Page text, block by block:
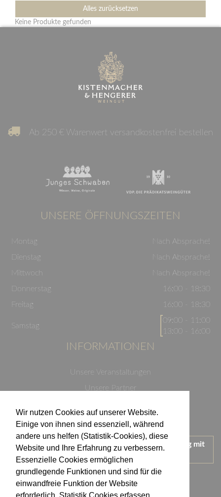
Wir nutzen Cookies auf unserer Website.
Einige von ihnen sind essenziell, während
andere uns helfen (Statistik-Cookies), diese
Website und Ihre Erfahrung zu verbessern.
Essenzielle Cookies ermöglichen
grundlegende Funktionen und sind für die
einwandfreie Funktion der Website
Alles zurücksetzen
Keine Produkte gefunden
Ab 250 € Warenwert versandkostenfrei bestellen
UNSERE ÖFFNUNGSZEITEN
Montag
Nach Absprache!
Dienstag
Nach Absprache!
Mittwoch
Nach Absprache!
Donnerstag
16:00 - 18:30
Freitag
16:00 - 18:30
Samstag
09:00 - 11:00
13:00 - 16:00
INFORMATIONEN
Unsere Veranstaltungen
Unsere Partner
Impressum
Wir treten für einen verantwortungsvollen Umgang mit
Alkohol ein.
KONTAKT